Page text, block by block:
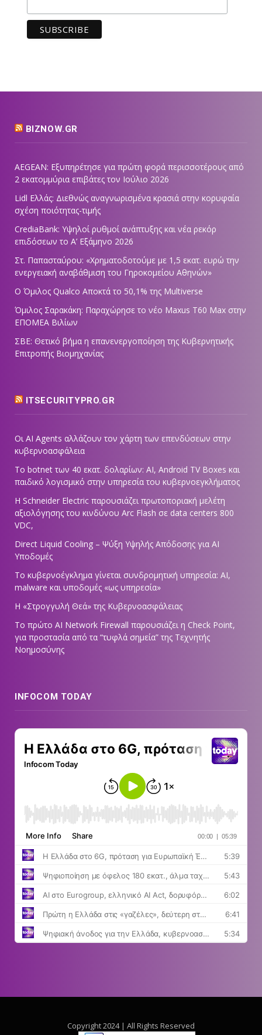
BIZNOW.GR
AEGEAN: Εξυπηρέτησε για πρώτη φορά περισσοτέρους από
2 εκατομμύρια επιβάτες τον Ιούλιο 2026
Lidl Ελλάς: Διεθνώς αναγνωρισμένα κρασιά στην κορυφαία
σχέση ποιότητας-τιμής
CrediaBank: Υψηλοί ρυθμοί ανάπτυξης και νέα ρεκόρ
επιδόσεων το Α’ Εξάμηνο 2026
Στ. Παπασταύρου: «Χρηματοδοτούμε με 1,5 εκατ. ευρώ την
ενεργειακή αναβάθμιση του Γηροκομείου Αθηνών»
Ο Όμιλος Qualco Αποκτά το 50,1% της Multiverse
Όμιλος Σαρακάκη: Παραχώρησε το νέο Maxus T60 Max στην
ΕΠΟΜΕΑ Βιλίων
ΣΒΕ: Θετικό βήμα η επανενεργοποίηση της Κυβερνητικής
Επιτροπής Βιομηχανίας
ITSECURITYPRO.GR
Οι AI Agents αλλάζουν τον χάρτη των επενδύσεων στην
κυβερνοασφάλεια
Το botnet των 40 εκατ. δολαρίων: AI, Android TV Boxes και
παιδικό λογισμικό στην υπηρεσία του κυβερνοεγκλήματος
Η Schneider Electric παρουσιάζει πρωτοποριακή μελέτη
αξιολόγησης του κινδύνου Arc Flash σε data centers 800
VDC,
Direct Liquid Cooling – Ψύξη Υψηλής Απόδοσης για AI
Υποδομές
Το κυβερνοέγκλημα γίνεται συνδρομητική υπηρεσία: AI,
malware και υποδομές «ως υπηρεσία»
Η «Στρογγυλή Θεά» της Κυβερνοασφάλειας
Tο πρώτο AI Network Firewall παρουσιάζει η Check Point,
για προστασία από τα “τυφλά σημεία” της Τεχνητής
Νοημοσύνης
INFOCOM TODAY
Copyright 2024 | All Rights Reserved